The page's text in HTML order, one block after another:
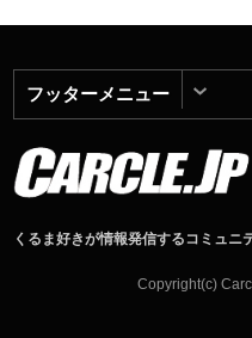
フッターメニュー
くるま好きが情報発信するコミュニ
Copyright(c)